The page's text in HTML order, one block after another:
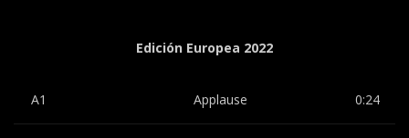
Edición Europea 2022
A1 Applause 0:24